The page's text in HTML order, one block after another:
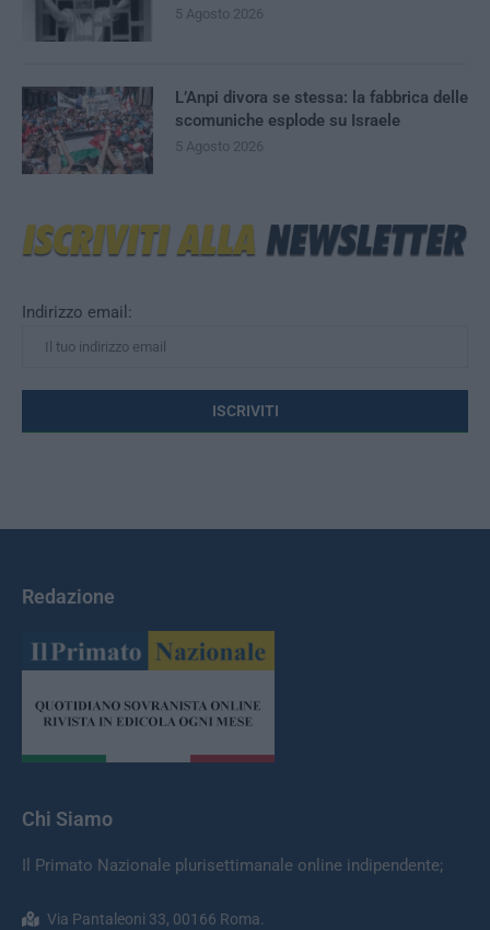
Indirizzo email:
5 Agosto 2026
L’Anpi divora se stessa: la fabbrica delle
scomuniche esplode su Israele
5 Agosto 2026
Redazione
Chi Siamo
Il Primato Nazionale plurisettimanale online indipendente;
Via Pantaleoni 33, 00166 Roma.